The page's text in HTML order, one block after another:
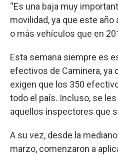
“Es una baja muy
movilidad, ya que este
o más vehículos que en
Esta semana siempre es
efectivos de Caminera, ya
exigen que los 350
todo el país. Incluso, se
aquellos inspectores que
A su vez, desde la
marzo, comenzaron a